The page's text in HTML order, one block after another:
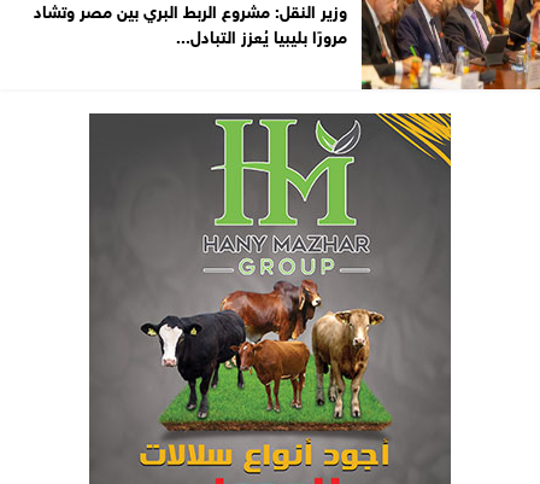
وزير النقل: مشروع الربط البري بين مصر وتشاد
مرورًا بليبيا يُعزز التبادل...